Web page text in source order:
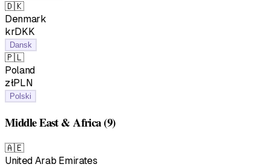
🇩🇰
Denmark
krDKK
Dansk
🇵🇱
Poland
złPLN
Polski
Middle East & Africa(9)
🇦🇪
United Arab Emirates